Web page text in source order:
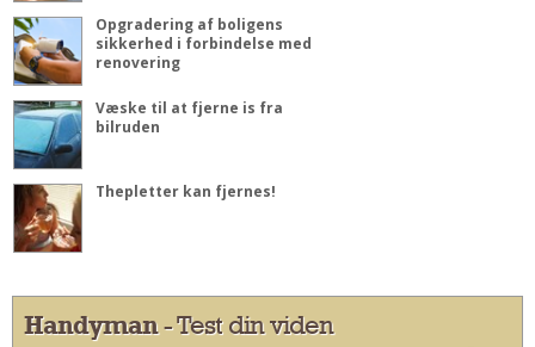
Opgradering af boligens
sikkerhed i forbindelse med
renovering
Væske til at fjerne is fra
bilruden
Thepletter kan fjernes!
Handyman- Test din viden